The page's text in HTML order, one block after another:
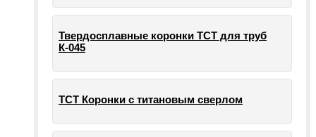
Твердосплавные коронки ТСТ для труб
К-045
ТСТ Коронки с титановым сверлом